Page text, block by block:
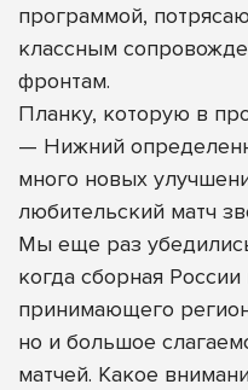
программой,
классным
фронтам.
Планку, которую в
— Нижний
много новых
любительский матч
Мы еще раз
когда сборная
принимающего
но и большое
матчей. Какое